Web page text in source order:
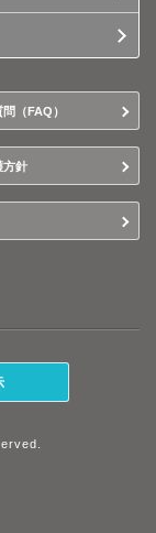
（FAQ）
方針